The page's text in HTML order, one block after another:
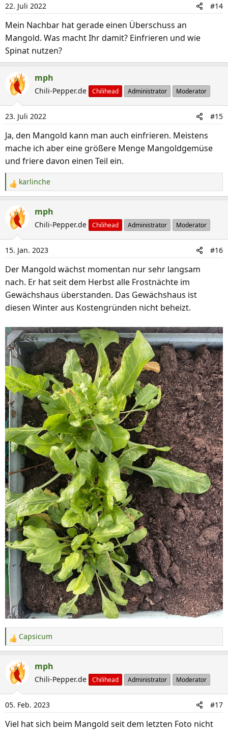
o
n
n
:
22. Juli 2022 #14
Mein Nachbar hat gerade einen Überschuss an
Mangold. Was macht Ihr damit? Einfrieren und wie
Spinat nutzen?
mph
Chili-Pepper.de Chilihead Administrator Moderator
23. Juli 2022 #15
Ja, den Mangold kann man auch einfrieren. Meistens
mache ich aber eine größere Menge Mangoldgemüse
und friere davon einen Teil ein.
R
e
a
k
i
o
n
n
:
karlinche
mph
Chili-Pepper.de Chilihead Administrator Moderator
15. Jan. 2023 #16
Der Mangold wächst momentan nur sehr langsam
nach. Er hat seit dem Herbst alle Frostnächte im
Gewächshaus überstanden. Das Gewächshaus ist
diesen Winter aus Kostengründen nicht beheizt.
R
e
a
k
i
o
n
Capsicum
mph
Chili-Pepper.de Chilihead Administrator Moderator
05. Feb. 2023 #17
Viel hat sich beim Mangold seit dem letzten Foto nicht